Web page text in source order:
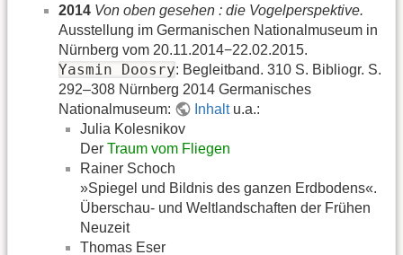
2014 Von oben gesehen : die Vogelperspektive.
Ausstellung im Germanischen Nationalmuseum in
Nürnberg vom 20.11.2014−22.02.2015.
Yasmin Doosry: Begleitband. 310 S. Bibliogr. S.
292–308 Nürnberg 2014 Germanisches
Nationalmuseum:
Inhaltu.a.:
Julia Kolesnikov
Der Traum vom Fliegen
Rainer Schoch
»Spiegel und Bildnis des ganzen Erdbodens«.
Überschau- und Weltlandschaften der Frühen
Neuzeit
Thomas Eser